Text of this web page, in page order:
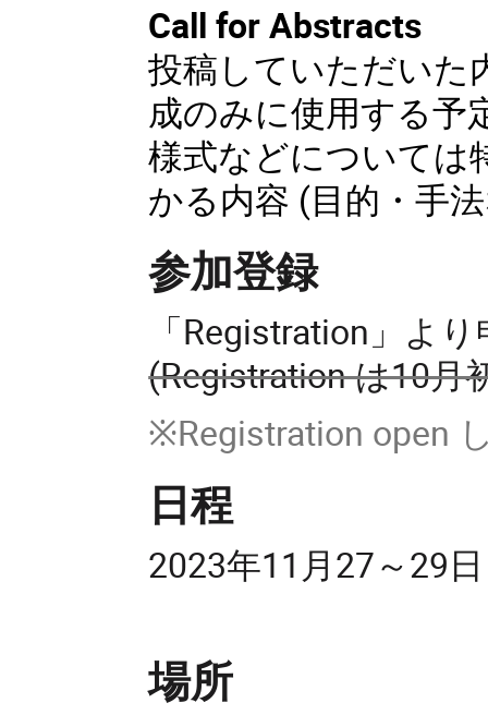
Call for Abstracts
投稿していただいた
成のみに使用する予
様式などについては
かる内容 (目的・手
参加登録
「Registration」よ
(Registration は10月
※Registration open
日程
2023年11月27～29日
場所